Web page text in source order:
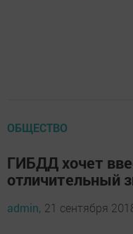
ОБЩЕСТВО
ГИБДД хочет
отличительный
admin, 21 сентября